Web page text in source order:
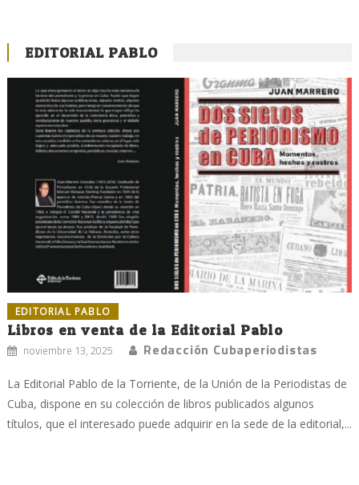
EDITORIAL PABLO
EDITORIAL PABLO
Libros en venta de la Editorial Pablo
noviembre 13, 2025 Redacción Cubaperiodistas
La Editorial Pablo de la Torriente, de la Unión de la Periodistas de
Cuba, dispone en su colección de libros publicados algunos
títulos, que el interesado puede adquirir en la sede de la editorial,...